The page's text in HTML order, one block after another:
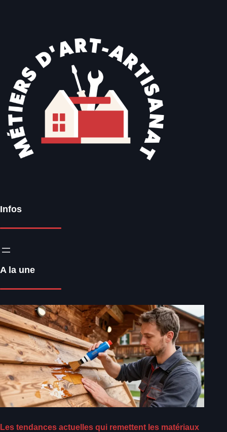
Infos
A la une
Les tendances actuelles qui remettent les matériaux